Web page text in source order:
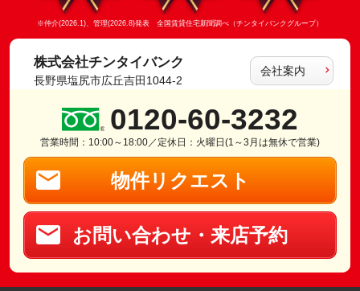
※仲介(2026.1)、管理(2026.8)発表 全国賃貸住宅新聞調べ（チンタイバンクグループ）
株式会社チンタイバンク
長野県塩尻市広丘吉田1044-2
会社案内
0120-60-3232
営業時間：10:00～18:00／定休日：火曜日(1～3月は無休で営業)
物件リクエスト
お問い合わせ・来店予約